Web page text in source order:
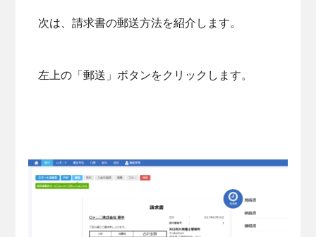
次は、請求書の郵送方法を紹介します。
左上の「郵送」ボタンをクリックします。